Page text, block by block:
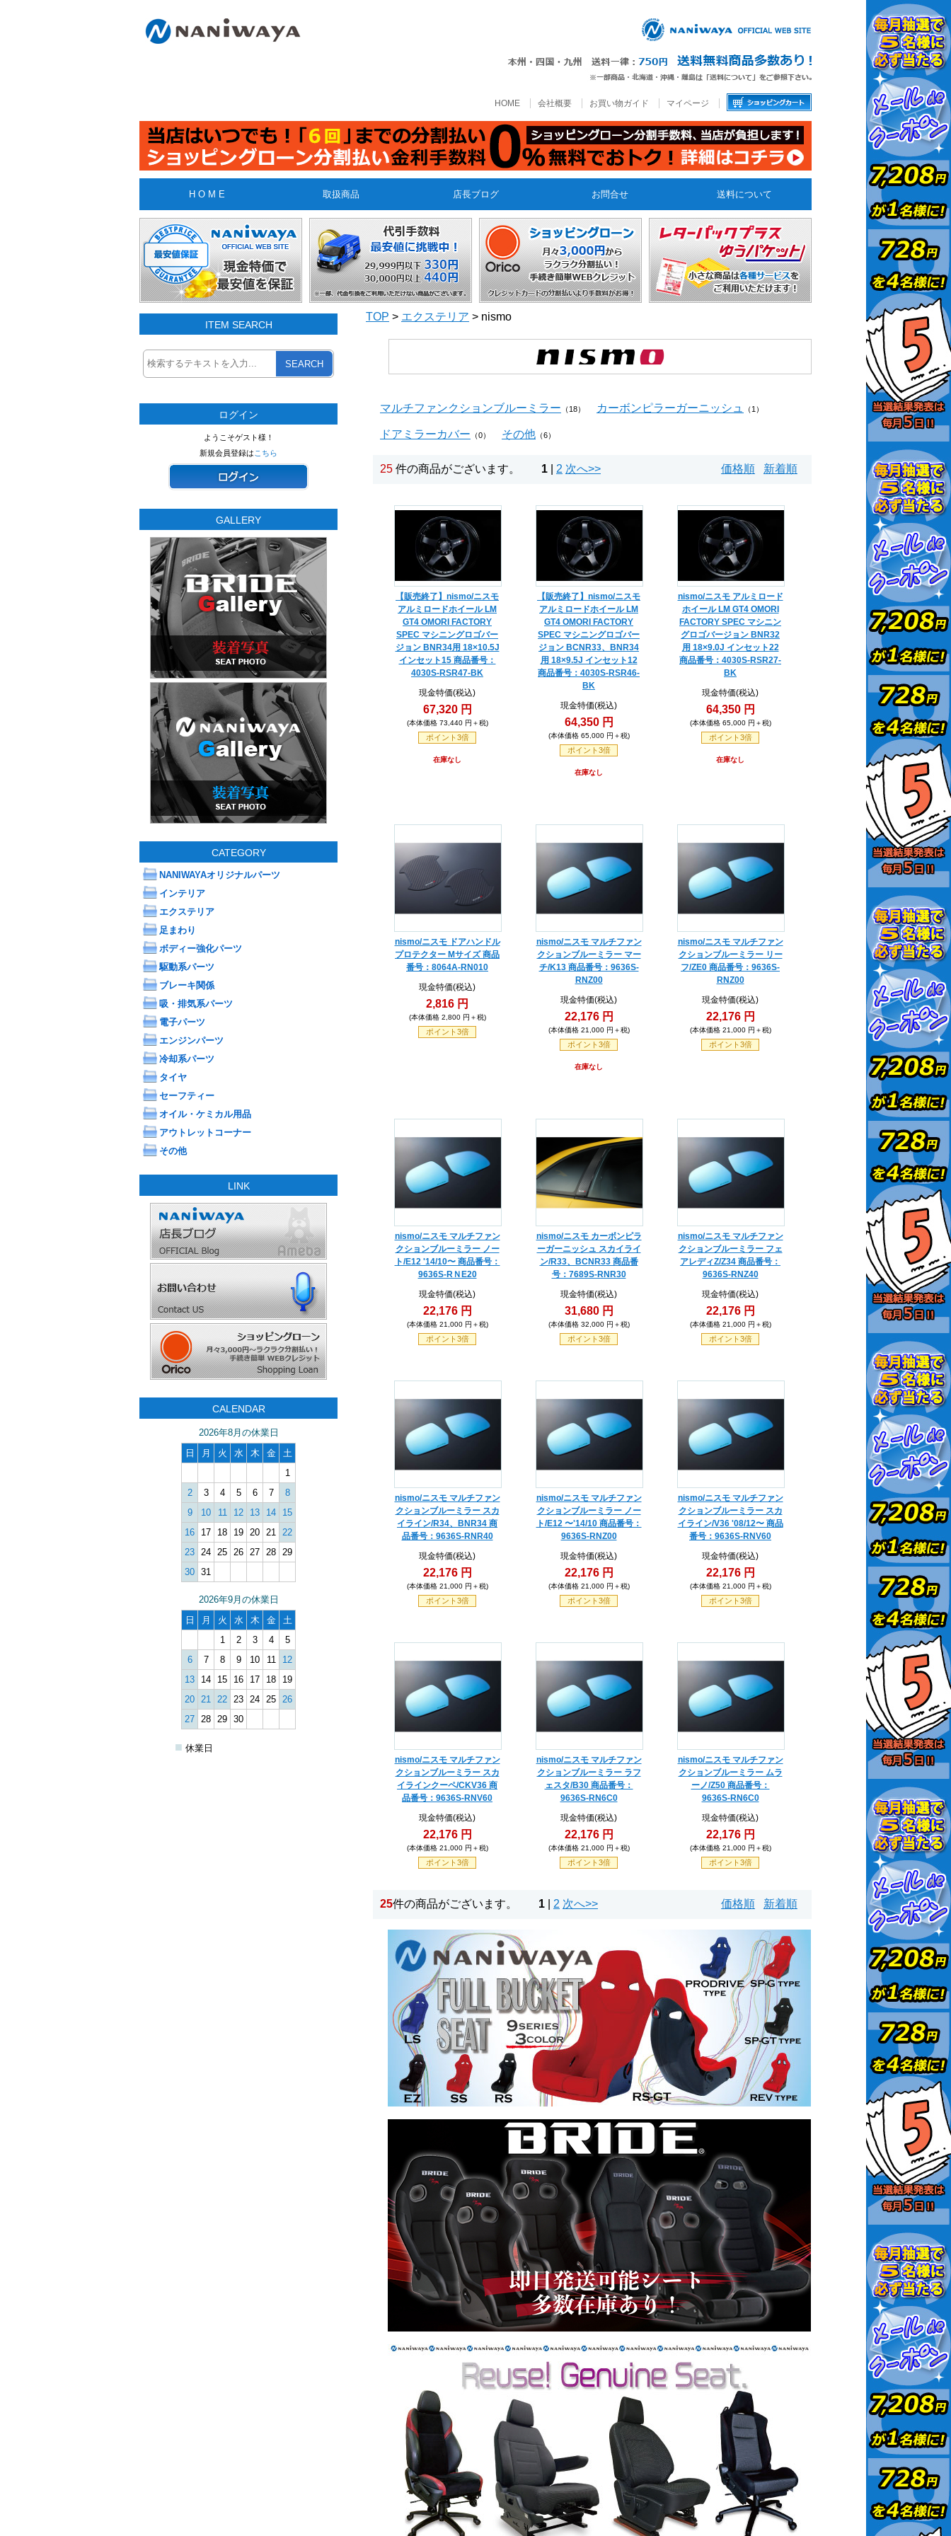
HOME 会社概要 お買い物ガイド マイページ
H O M E 取扱商品 店長ブログ お問合せ 送料について
ITEM SEARCH
SEARCH
ログイン
ようこそゲスト様！
新規会員登録は こちら
GALLERY
CATEGORY
NANIWAYAオリジナルパーツ
インテリア
エクステリア
足まわり
ボディー強化パーツ
駆動系パーツ
ブレーキ関係
吸・排気系パーツ
電子パーツ
エンジンパーツ
冷却系パーツ
タイヤ
セーフティー
オイル・ケミカル用品
アウトレットコーナー
その他
LINK
CALENDAR
2026年8月の休業日
日
月 火 水 木 金
土
1
2
3 4 5 6 7
8
9
10 11 12 13 14
15
16
17 18 19 20 21 22
23 24 25 26 27 28 29
30 31
2026年9月の休業日
日
月 火 水 木 金
土
1
2 3 4
5
6
7 8 9 10 11
12
13
14 15 16 17 18
19
20 21 22 23 24 25 26
27 28 29 30
■ 休業日
TOP > エクステリア > nismo
マルチファンクションブルーミラー （18） カーボンピラーガーニッシュ （1）
ドアミラーカバー （0） その他 （6）
25 件の商品がございます。 1 2 次へ>> 価格順 新着順
【販売終了】nismo/ニスモ
アルミロードホイール LM
GT4 OMORI FACTORY
SPEC マシニングロゴバー
ジョン BNR34用 18×10.5J
インセット15 商品番号：
4030S-RSR47-BK
現金特価(税込)
67,320 円
(本体価格 73,440 円＋税)
ポイント3倍
在庫なし
【販売終了】nismo/ニスモ
アルミロードホイール LM
GT4 OMORI FACTORY
SPEC マシニングロゴバー
ジョン BCNR33、BNR34
用 18×9.5J インセット12
商品番号：4030S-RSR46-
BK
現金特価(税込)
64,350 円
(本体価格 65,000 円＋税)
ポイント3倍
在庫なし
nismo/ニスモ アルミロード
ホイール LM GT4 OMORI
FACTORY SPEC マシニン
グロゴバージョン BNR32
用 18×9.0J インセット22
商品番号：4030S-RSR27-
BK
現金特価(税込)
64,350 円
(本体価格 65,000 円＋税)
ポイント3倍
在庫なし
nismo/ニスモ ドアハンドル
プロテクター Mサイズ 商品
番号：8064A-RN010
現金特価(税込)
2,816 円
(本体価格 2,800 円＋税)
ポイント3倍
nismo/ニスモ マルチファン
クションブルーミラー マー
チ/K13 商品番号：9636S-
RNZ00
現金特価(税込)
22,176 円
(本体価格 21,000 円＋税)
ポイント3倍
在庫なし
nismo/ニスモ マルチファン
クションブルーミラー リー
フ/ZE0 商品番号：9636S-
RNZ00
現金特価(税込)
22,176 円
(本体価格 21,000 円＋税)
ポイント3倍
nismo/ニスモ マルチファン
クションブルーミラー ノー
ト/E12 '14/10〜 商品番号：
9636S-RＮE20
現金特価(税込)
22,176 円
(本体価格 21,000 円＋税)
ポイント3倍
nismo/ニスモ カーボンピラ
ーガーニッシュ スカイライ
ン/R33、BCNR33 商品番
号：7689S-RNR30
現金特価(税込)
31,680 円
(本体価格 32,000 円＋税)
ポイント3倍
nismo/ニスモ マルチファン
クションブルーミラー フェ
アレディZ/Z34 商品番号：
9636S-RNZ40
現金特価(税込)
22,176 円
(本体価格 21,000 円＋税)
ポイント3倍
nismo/ニスモ マルチファン
クションブルーミラー スカ
イライン/R34、BNR34 商
品番号：9636S-RNR40
現金特価(税込)
22,176 円
(本体価格 21,000 円＋税)
ポイント3倍
nismo/ニスモ マルチファン
クションブルーミラー ノー
ト/E12 〜'14/10 商品番号：
9636S-RNZ00
現金特価(税込)
22,176 円
(本体価格 21,000 円＋税)
ポイント3倍
nismo/ニスモ マルチファン
クションブルーミラー スカ
イライン/V36 '08/12〜 商品
番号：9636S-RNV60
現金特価(税込)
22,176 円
(本体価格 21,000 円＋税)
ポイント3倍
nismo/ニスモ マルチファン
クションブルーミラー スカ
イラインクーペ/CKV36 商
品番号：9636S-RNV60
現金特価(税込)
22,176 円
(本体価格 21,000 円＋税)
ポイント3倍
nismo/ニスモ マルチファン
クションブルーミラー ラフ
ェスタ/B30 商品番号：
9636S-RN6C0
現金特価(税込)
22,176 円
(本体価格 21,000 円＋税)
ポイント3倍
nismo/ニスモ マルチファン
クションブルーミラー ムラ
ーノ/Z50 商品番号：
9636S-RN6C0
現金特価(税込)
22,176 円
(本体価格 21,000 円＋税)
ポイント3倍
25件の商品がございます。 1 2 次へ>> 価格順 新着順